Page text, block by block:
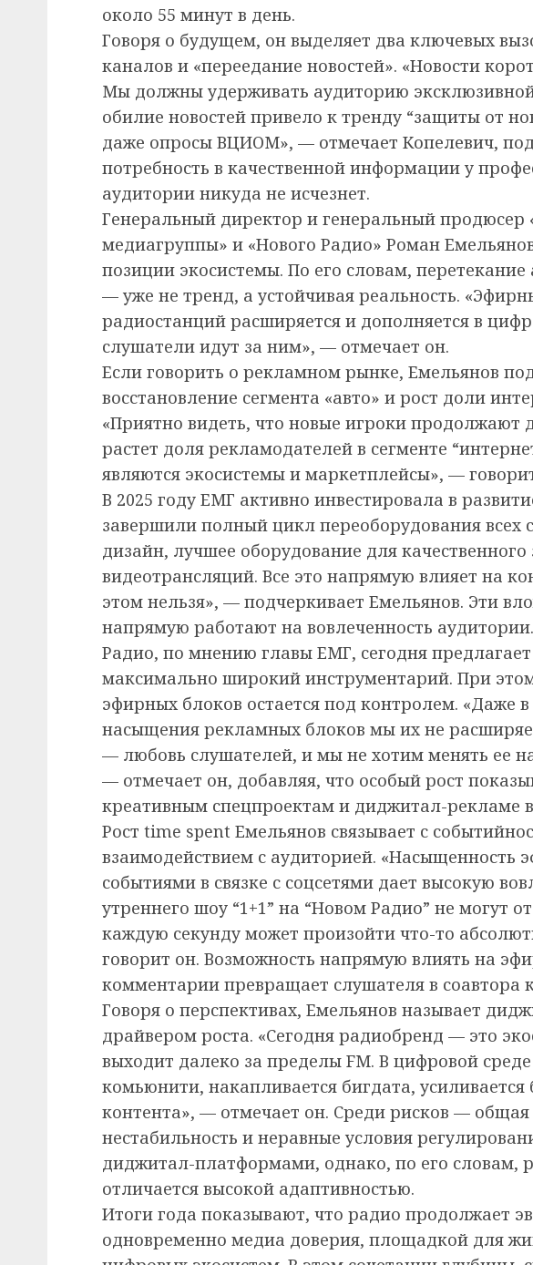
около 55 минут в день.
Говоря о будущем, он выделяет два ключевых
каналов и «переедание новостей». «Новости
Мы должны удерживать аудиторию
обилие новостей привело к тренду “защиты от
даже опросы ВЦИОМ», — отмечает Копелевич,
потребность в качественной информации у
аудитории никуда не исчезнет.
Генеральный директор и генеральный продюсер
медиагруппы» и «Нового Радио» Роман
позиции экосистемы. По его словам,
— уже не тренд, а устойчивая реальность.
радиостанций расширяется и дополняется в
слушатели идут за ним», — отмечает он.
Если говорить о рекламном рынке, Емельянов
восстановление сегмента «авто» и рост доли
«Приятно видеть, что новые игроки продолжают
растет доля рекламодателей в сегменте
являются экосистемы и маркетплейсы», —
В 2025 году ЕМГ активно инвестировала в
завершили полный цикл переоборудования всех
дизайн, лучшее оборудование для качественного
видеотрансляций. Все это напрямую влияет на
этом нельзя», — подчеркивает Емельянов. Эти
напрямую работают на вовлеченность аудитории.
Радио, по мнению главы ЕМГ, сегодня
максимально широкий инструментарий. При
эфирных блоков остается под контролем. «Даже
насыщения рекламных блоков мы их не
— любовь слушателей, и мы не хотим менять ее
— отмечает он, добавляя, что особый рост
креативным спецпроектам и диджитал-рекламе в
Рост time spent Емельянов связывает с
взаимодействием с аудиторией. «Насыщенность
событиями в связке с соцсетями дает высокую
утреннего шоу “1+1” на “Новом Радио” не могут
каждую секунду может произойти что-то
говорит он. Возможность напрямую влиять на
комментарии превращает слушателя в соавтора
Говоря о перспективах, Емельянов называет
драйвером роста. «Сегодня радиобренд — это
выходит далеко за пределы FM. В цифровой
комьюнити, накапливается бигдата, усиливается
контента», — отмечает он. Среди рисков —
нестабильность и неравные условия
диджитал-платформами, однако, по его словам,
отличается высокой адаптивностью.
Итоги года показывают, что радио продолжает
одновременно медиа доверия, площадкой для